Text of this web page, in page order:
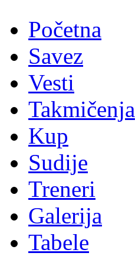
Početna
Savez
Vesti
Takmičenja
Kup
Sudije
Treneri
Galerija
Tabele